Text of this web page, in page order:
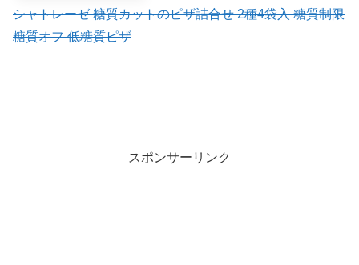
シャトレーゼ 糖質カットのピザ詰合せ 2種4袋入 糖質制限
糖質オフ 低糖質ピザ
スポンサーリンク